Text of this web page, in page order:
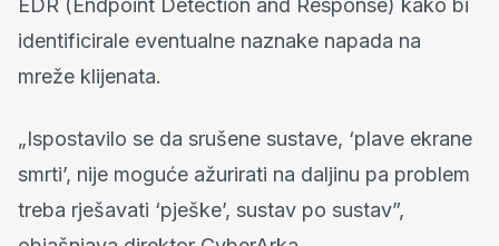
EDR (Endpoint Detection and Response) kako bi
identificirale eventualne naznake napada na
mreže klijenata.
„Ispostavilo se da srušene sustave, ‘plave ekrane
smrti’, nije moguće ažurirati na daljinu pa problem
treba rješavati ‘pješke’, sustav po sustav”,